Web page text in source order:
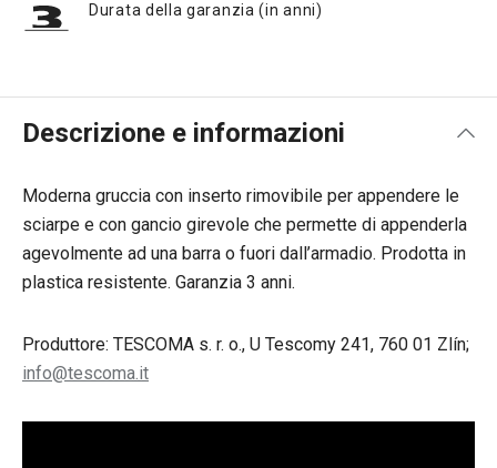
Durata della garanzia (in anni)
Descrizione e informazioni
Moderna gruccia con inserto rimovibile per appendere le
sciarpe e con gancio girevole che permette di appenderla
agevolmente ad una barra o fuori dall’armadio. Prodotta in
plastica resistente. Garanzia 3 anni.
Produttore: TESCOMA s. r. o., U Tescomy 241, 760 01 Zlín;
info@tescoma.it